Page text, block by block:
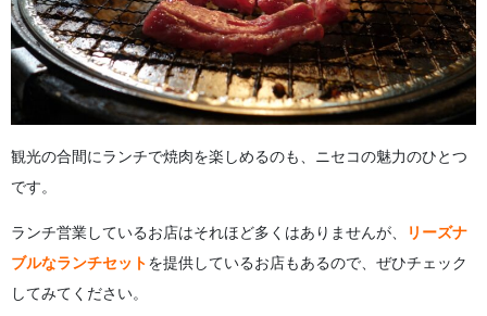
観光の合間にランチで焼肉を楽しめるのも、ニセコの魅力のひとつ
です。
ランチ営業しているお店はそれほど多くはありませんが、
リーズナ
ブルなランチセットを提供しているお店もあるので、ぜひチェック
してみてください。